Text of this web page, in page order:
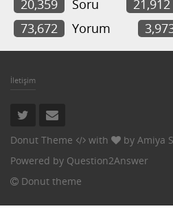
20,359 Soru 21,912
73,672
Yorum
İletişim
Donut Theme with by Amiya
Powered by Question2Answer
Donut theme